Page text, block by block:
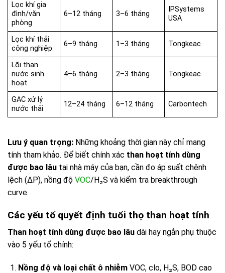
Lọc khí gia
đình/văn
phòng
6–12 tháng 3–6 tháng
IPSystems
USA
Lọc khí thải
công nghiệp
6–9 tháng 1–3 tháng Tongkeac
Lõi than
nước sinh
hoạt
4–6 tháng 2–3 tháng Tongkeac
GAC xử lý
nước thải
12–24 tháng 6–12 tháng Carbontech
Lưu ý quan trọng: Những khoảng thời gian này chỉ mang
tính tham khảo. Để biết chính xác than hoạt tính dùng
được bao lâu tại nhà máy của bạn, cần đo áp suất chênh
lệch (ΔP), nồng độ VOC/H₂S và kiểm tra breakthrough
curve.
Các yếu tố quyết định tuổi thọ than hoạt tính
Than hoạt tính dùng được bao lâu dài hay ngắn phụ thuộc
vào 5 yếu tố chính:
Nồng độ và loại chất ô nhiễmVOC, clo, H₂S, BOD cao